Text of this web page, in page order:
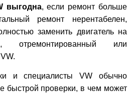
выгодна, если ремонт больше
ремонт нерентабелен,
заменить двигатель на
отремонтированный или
и специалисты VW обычно
быстрой проверки, в чем может